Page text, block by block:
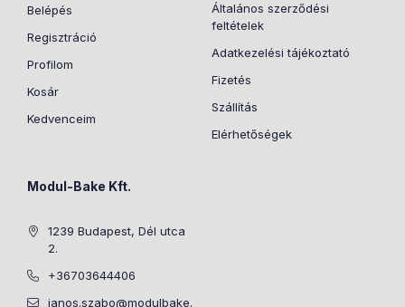
Belépés
Regisztráció
Profilom
Kosár
Kedvenceim
Általános szerződési
feltételek
Adatkezelési tájékoztató
Fizetés
Szállítás
Elérhetőségek
Modul-Bake Kft.
1239 Budapest, Dél utca
2.
+36703644406
janos.szabo@modulbake.